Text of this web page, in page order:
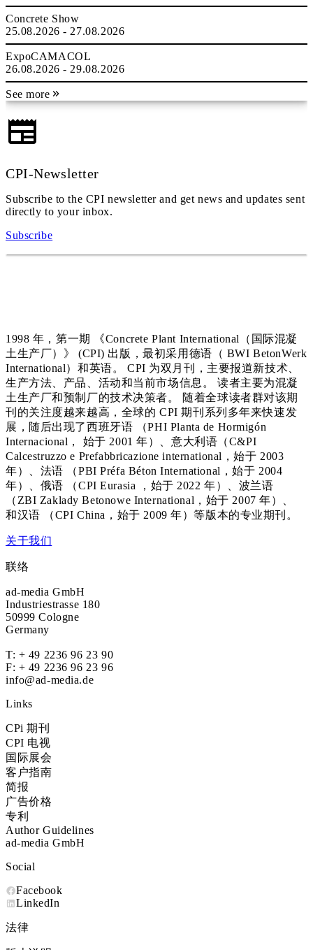
Concrete Show
25.08.2026 - 27.08.2026
ExpoCAMACOL
26.08.2026 - 29.08.2026
See more
CPI-Newsletter
Subscribe to the CPI newsletter and get news and updates sent
directly to your inbox.
Subscribe
1998 年，第一期 《Concrete Plant International（国际混凝
土生产厂）》 (CPI) 出版，最初采用德语（ BWI BetonWerk
International）和英语。 CPI 为双月刊，主要报道新技术、
生产方法、产品、活动和当前市场信息。 读者主要为混凝
土生产厂和预制厂的技术决策者。 随着全球读者群对该期
刊的关注度越来越高，全球的 CPI 期刊系列多年来快速发
展，随后出现了西班牙语 （PHI Planta de Hormigón
Internacional， 始于 2001 年）、意大利语（C&PI
Calcestruzzo e Prefabbricazione international，始于 2003
年）、法语 （PBI Préfa Béton International，始于 2004
年）、俄语 （CPI Eurasia ，始于 2022 年）、波兰语
（ZBI Zaklady Betonowe International，始于 2007 年）、
和汉语 （CPI China，始于 2009 年）等版本的专业期刊。
关于我们
联络
ad-media GmbH
Industriestrasse 180
50999 Cologne
Germany
T: + 49 2236 96 23 90
F: + 49 2236 96 23 96
info@ad-media.de
Links
CPi 期刊
CPI 电视
国际展会
客户指南
简报
广告价格
专利
Author Guidelines
ad-media GmbH
Social
Facebook
LinkedIn
法律